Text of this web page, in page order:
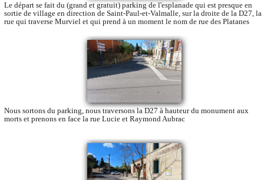
Le départ se fait du (grand et gratuit) parking de l'esplanade qui est presque en
sortie de village en direction de Saint-Paul-et-Valmalle, sur la droite de la D27, la
rue qui traverse Murviel et qui prend à un moment le nom de rue des Platanes
Nous sortons du parking, nous traversons la D27 à hauteur du monument aux
morts et prenons en face la rue Lucie et Raymond Aubrac